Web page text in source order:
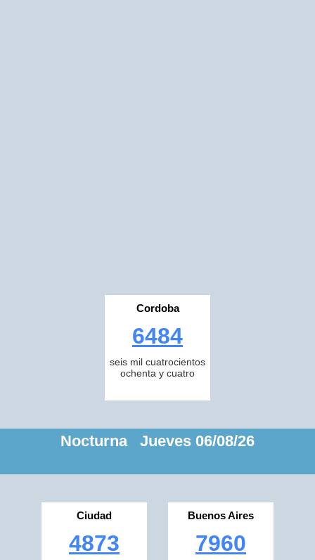
Cordoba
6484
seis mil cuatrocientos
ochenta y cuatro
Nocturna Jueves 06/08/26
Ciudad
4873
Buenos Aires
7960